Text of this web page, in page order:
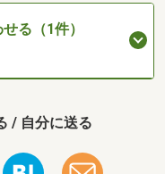
る（1件）
/ 自分に送る